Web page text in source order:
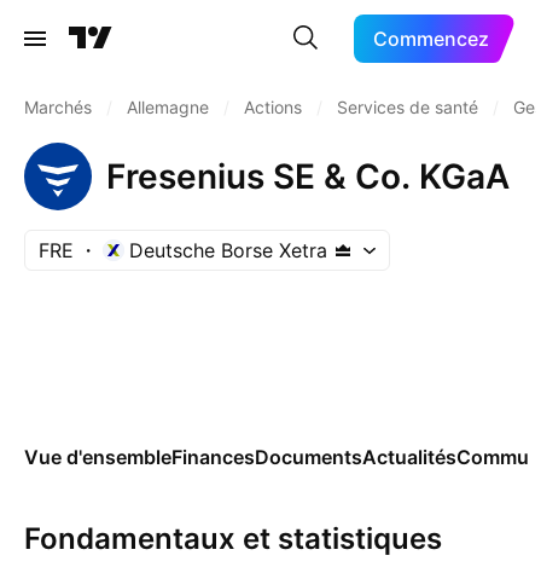
Commencez
Marchés Allemagne Actions Services de santé
Fresenius SE & Co. KGaA
FRE Deutsche Borse Xetra
Vue d'ensembleFinancesDocumentsActualités
Fondamentaux et statistiques